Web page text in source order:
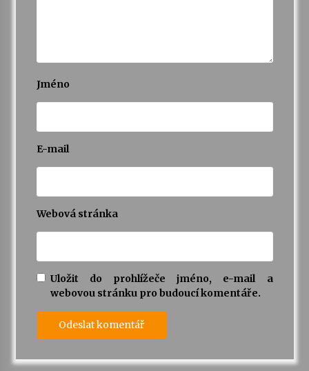
Jméno
E-mail
Webová stránka
Uložit do prohlížeče jméno, e-mail a
webovou stránku pro budoucí komentáře.